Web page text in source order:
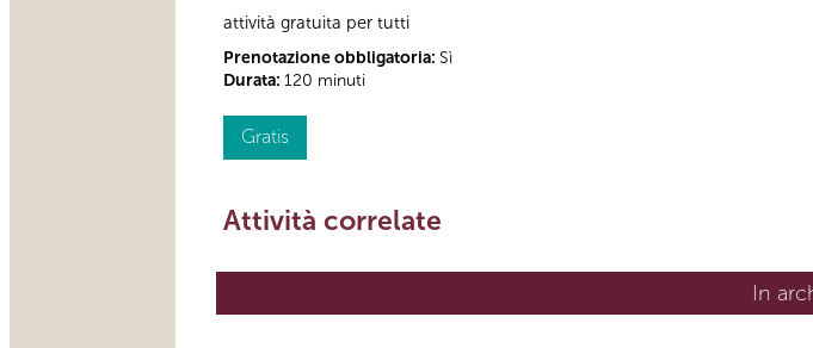
attività gratuita per tutti
Prenotazione obbligatoria: Sì
Durata: 120 minuti
Gratis
Attività correlate
In